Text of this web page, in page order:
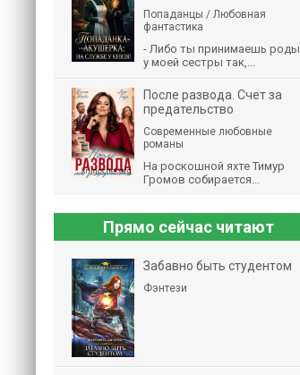
Попаданцы / Любовная
фантастика
- Либо ты принимаешь роды
у моей сестры так,...
После развода. Счет за
предательство
Современные любовные
романы
На роскошной яхте Тимур
Громов собирается...
Прямо сейчас читают
Забавно быть студентом
Фэнтези